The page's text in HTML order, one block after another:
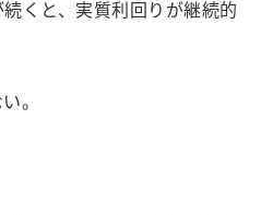
くと、実質利回りが継続的
。